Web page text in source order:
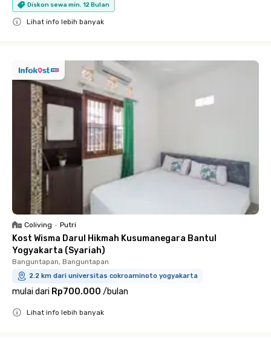
Diskon sewa min. 12 Bulan
Lihat info lebih banyak
Coliving • Putri
Kost Wisma Darul Hikmah Kusumanegara Bantul
Yogyakarta (Syariah)
Banguntapan, Banguntapan
2.2 km dari universitas cokroaminoto yogyakarta
mulai dari Rp700.000 /bulan
Lihat info lebih banyak